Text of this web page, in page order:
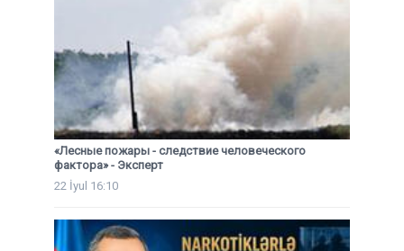
«Лесные пожары - следствие человеческого
фактора» - Эксперт
22 İyul 16:10